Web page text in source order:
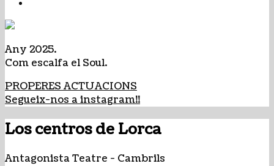
Any 2025.
Com escalfa el Soul.
PROPERES ACTUACIONS
Segueix-nos a instagram!!
Los centros de Lorca
Antagonista Teatre - Cambrils